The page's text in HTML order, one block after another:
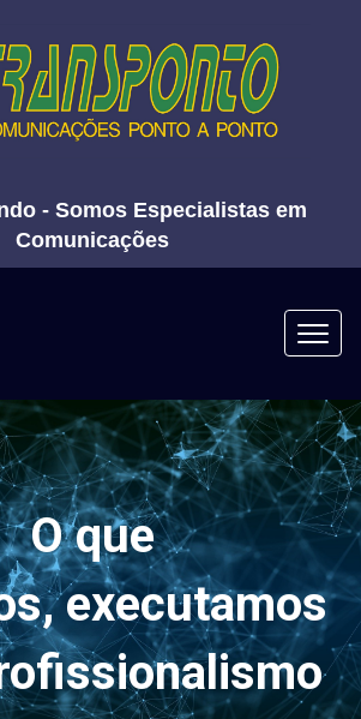
- Somos Especialistas em
Comunicações
O que
executamos